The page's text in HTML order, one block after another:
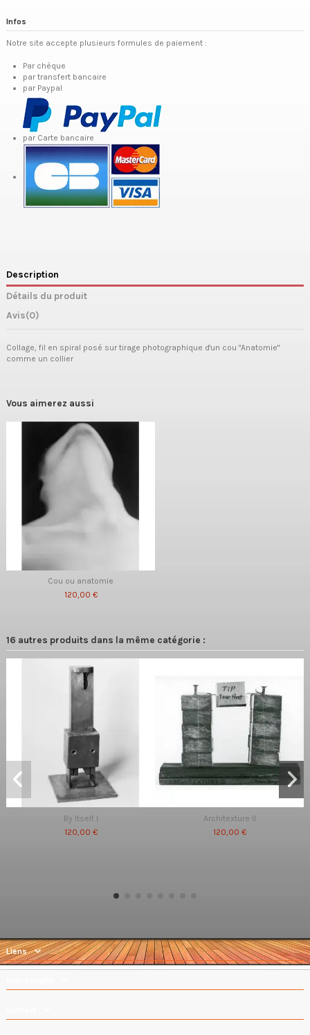
Infos
Notre site accepte plusieurs formules de paiement :
Par chèque
par transfert bancaire
par Paypal
par Carte bancaire
Description
Détails du produit
Avis(0)
Collage, fil en spiral posé sur tirage photographique d'un cou "Anatomie"
comme un collier
Vous aimerez aussi
Cou ou anatomie
120,00 €
16 autres produits dans la même catégorie :
By Itself I
120,00 €
Architexture II
120,00 €
Liens